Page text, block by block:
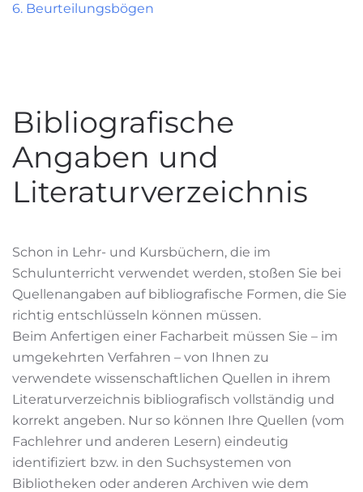
6. Beurteilungsbögen
Bibliografische
Angaben und
Literaturverzeichnis
Schon in Lehr- und Kursbüchern, die im
Schulunterricht verwendet werden, stoßen Sie bei
Quellenangaben auf bibliografische Formen, die Sie
richtig entschlüsseln können müssen.
Beim Anfertigen einer Facharbeit müssen Sie – im
umgekehrten Verfahren – von Ihnen zu
verwendete wissenschaftlichen Quellen in ihrem
Literaturverzeichnis bibliografisch vollständig und
korrekt angeben. Nur so können Ihre Quellen (vom
Fachlehrer und anderen Lesern) eindeutig
identifiziert bzw. in den Suchsystemen von
Bibliotheken oder anderen Archiven wie dem